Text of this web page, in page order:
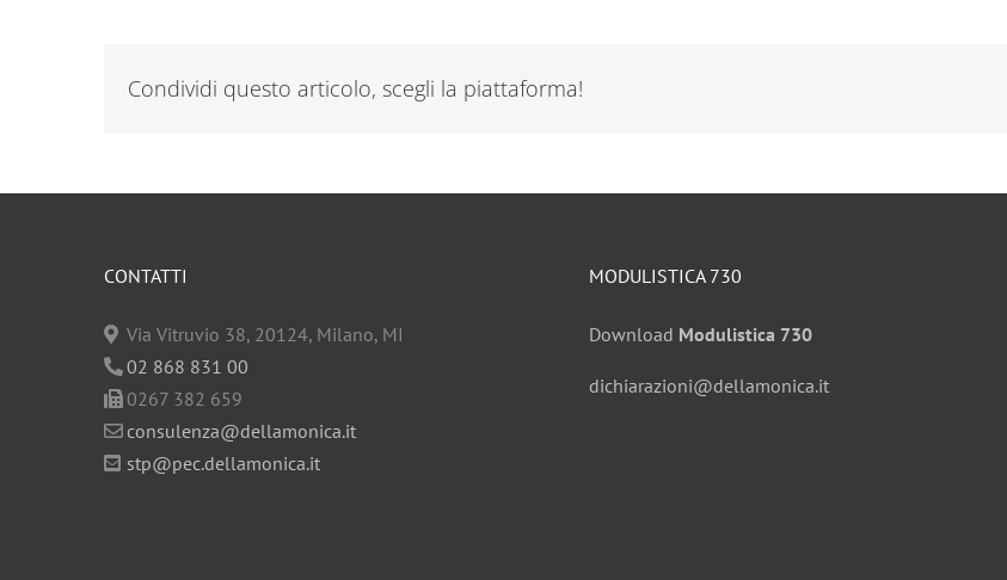
Condividi questo articolo, scegli la piattaforma!
CONTATTI
Via Vitruvio 38, 20124, Milano, MI
02 868 831 00
0267 382 659
consulenza@dellamonica.it
stp@pec.dellamonica.it
MODULISTICA 730
Download Modulistica 730
dichiarazioni@dellamonica.it